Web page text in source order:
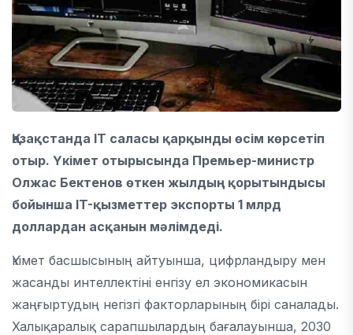
Қазақстанда IT саласы қарқынды өсім көрсетіп
отыр. Үкімет отырысында Премьер-министр
Олжас Бектенов өткен жылдың қорытындысы
бойынша IT-қызметтер экспорты 1 млрд
доллардан асқанын мәлімдеді.
Үкімет басшысының айтуынша, цифрландыру мен
жасанды интеллектіні енгізу ел экономикасын
жаңғыртудың негізгі факторларының бірі саналады.
Халықаралық сарапшылардың бағалауынша, 2030